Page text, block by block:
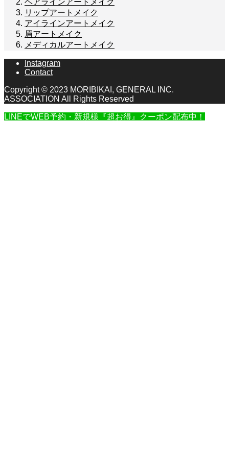
リップアートメイク
アイラインアートメイク
眉アートメイク
メディカルアートメイク
Instagram
Contact
Copyright © 2023 MORIBIKAI, GENERAL INC.
ASSOCIATION All Rights Reserved
LINEでWEB予約・新規様『超お得』クーポン配布中！